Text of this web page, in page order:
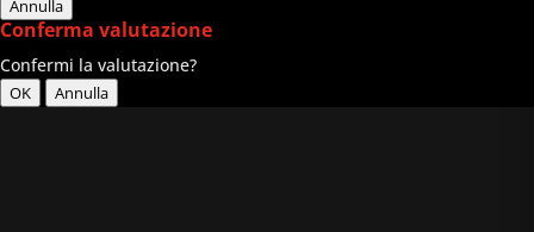
Annulla
Conferma valutazione
Confermi la valutazione?
OK Annulla